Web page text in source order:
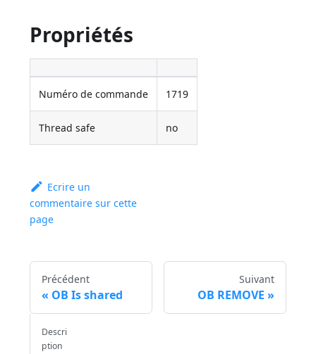
Propriétés
Numéro de commande 1719
Thread safe no
Ecrire un
commentaire sur cette
page
Précédent
OB Is shared
Suivant
OB REMOVE
Descri
ption